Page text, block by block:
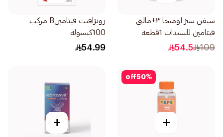
سيفن سيز اوميجا ٣+مالتي
فيتامين للسيدات 1قطعة
109
54.5
رونزافيت فيتامينB مركب
100كبسولة
54.99
50%
off
+
+